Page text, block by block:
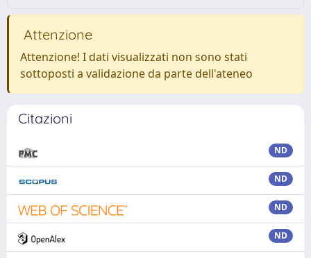
Attenzione
Attenzione! I dati visualizzati non sono stati
sottoposti a validazione da parte dell'ateneo
Citazioni
ND
ND
ND
ND